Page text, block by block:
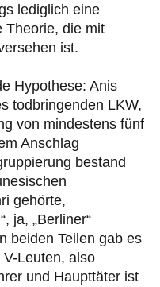
lediglich eine
Theorie, die mit
ist.
Hypothese: Anis
todbringenden LKW,
von mindestens fünf
Anschlag
bestand
gehörte,
ja, „Berliner“
beiden Teilen gab es
Leuten, also
und Haupttäter ist